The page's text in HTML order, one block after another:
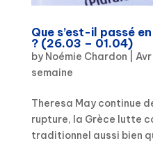
Que s’est-il passé
? (26.03 – 01.04)
by Noémie Chardon Avr
semaine
Theresa May continue
rupture, la Grèce lutte
traditionnel aussi bien